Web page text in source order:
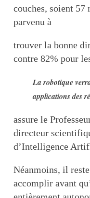
couches, soient
parvenu à
trouver la bonne
contre 82% pour
La robotique
applications des
assure le
directeur
d’Intelligence
Néanmoins, il
accomplir avant